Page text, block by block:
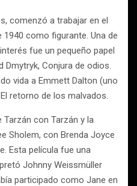
comenzó a trabajar en el
como figurante. Una de
fue un pequeño papel
Dmytryk, Conjura de odios.
vida a Emmett Dalton (uno
retorno de los malvados.
Tarzán con Tarzán y la
Sholem, con Brenda Joyce
Esta película fue una
Johnny Weissmüller
participado como Jane en